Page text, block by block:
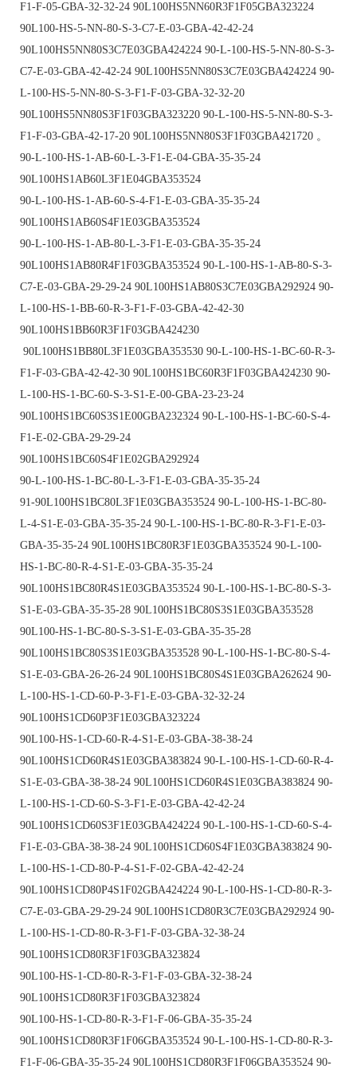
F1-F-05-GBA-32-32-24 90L100HS5NN60R3F1F05GBA323224
90L100-HS-5-NN-80-S-3-C7-E-03-GBA-42-42-24
90L100HS5NN80S3C7E03GBA424224 90-L-100-HS-5-NN-80-S-3-
C7-E-03-GBA-42-42-24 90L100HS5NN80S3C7E03GBA424224 90-
L-100-HS-5-NN-80-S-3-F1-F-03-GBA-32-32-20
90L100HS5NN80S3F1F03GBA323220 90-L-100-HS-5-NN-80-S-3-
F1-F-03-GBA-42-17-20 90L100HS5NN80S3F1F03GBA421720 。
90-L-100-HS-1-AB-60-L-3-F1-E-04-GBA-35-35-24
90L100HS1AB60L3F1E04GBA353524
90-L-100-HS-1-AB-60-S-4-F1-E-03-GBA-35-35-24
90L100HS1AB60S4F1E03GBA353524
90-L-100-HS-1-AB-80-L-3-F1-E-03-GBA-35-35-24
90L100HS1AB80R4F1F03GBA353524 90-L-100-HS-1-AB-80-S-3-
C7-E-03-GBA-29-29-24 90L100HS1AB80S3C7E03GBA292924 90-
L-100-HS-1-BB-60-R-3-F1-F-03-GBA-42-42-30
90L100HS1BB60R3F1F03GBA424230
90L100HS1BB80L3F1E03GBA353530 90-L-100-HS-1-BC-60-R-3-
F1-F-03-GBA-42-42-30 90L100HS1BC60R3F1F03GBA424230 90-
L-100-HS-1-BC-60-S-3-S1-E-00-GBA-23-23-24
90L100HS1BC60S3S1E00GBA232324 90-L-100-HS-1-BC-60-S-4-
F1-E-02-GBA-29-29-24
90L100HS1BC60S4F1E02GBA292924
90-L-100-HS-1-BC-80-L-3-F1-E-03-GBA-35-35-24
91-90L100HS1BC80L3F1E03GBA353524 90-L-100-HS-1-BC-80-
L-4-S1-E-03-GBA-35-35-24 90-L-100-HS-1-BC-80-R-3-F1-E-03-
GBA-35-35-24 90L100HS1BC80R3F1E03GBA353524 90-L-100-
HS-1-BC-80-R-4-S1-E-03-GBA-35-35-24
90L100HS1BC80R4S1E03GBA353524 90-L-100-HS-1-BC-80-S-3-
S1-E-03-GBA-35-35-28 90L100HS1BC80S3S1E03GBA353528
90L100-HS-1-BC-80-S-3-S1-E-03-GBA-35-35-28
90L100HS1BC80S3S1E03GBA353528 90-L-100-HS-1-BC-80-S-4-
S1-E-03-GBA-26-26-24 90L100HS1BC80S4S1E03GBA262624 90-
L-100-HS-1-CD-60-P-3-F1-E-03-GBA-32-32-24
90L100HS1CD60P3F1E03GBA323224
90L100-HS-1-CD-60-R-4-S1-E-03-GBA-38-38-24
90L100HS1CD60R4S1E03GBA383824 90-L-100-HS-1-CD-60-R-4-
S1-E-03-GBA-38-38-24 90L100HS1CD60R4S1E03GBA383824 90-
L-100-HS-1-CD-60-S-3-F1-E-03-GBA-42-42-24
90L100HS1CD60S3F1E03GBA424224 90-L-100-HS-1-CD-60-S-4-
F1-E-03-GBA-38-38-24 90L100HS1CD60S4F1E03GBA383824 90-
L-100-HS-1-CD-80-P-4-S1-F-02-GBA-42-42-24
90L100HS1CD80P4S1F02GBA424224 90-L-100-HS-1-CD-80-R-3-
C7-E-03-GBA-29-29-24 90L100HS1CD80R3C7E03GBA292924 90-
L-100-HS-1-CD-80-R-3-F1-F-03-GBA-32-38-24
90L100HS1CD80R3F1F03GBA323824
90L100-HS-1-CD-80-R-3-F1-F-03-GBA-32-38-24
90L100HS1CD80R3F1F03GBA323824
90L100-HS-1-CD-80-R-3-F1-F-06-GBA-35-35-24
90L100HS1CD80R3F1F06GBA353524 90-L-100-HS-1-CD-80-R-3-
F1-F-06-GBA-35-35-24 90L100HS1CD80R3F1F06GBA353524 90-